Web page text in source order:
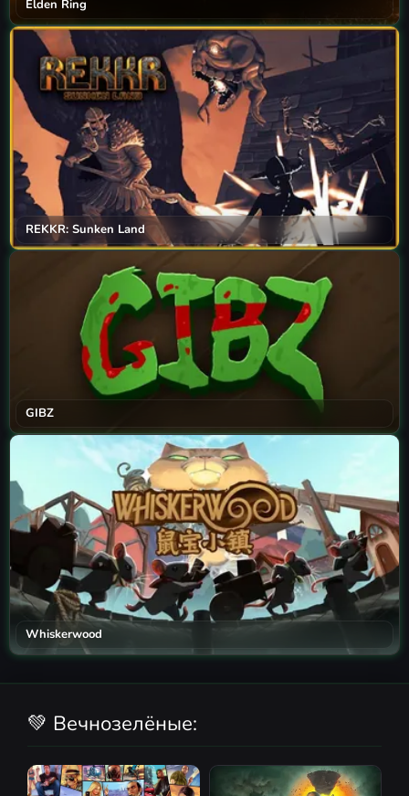
Elden Ring
REKKR: Sunken Land
GIBZ
Whiskerwood
💚 Вечнозелёные: